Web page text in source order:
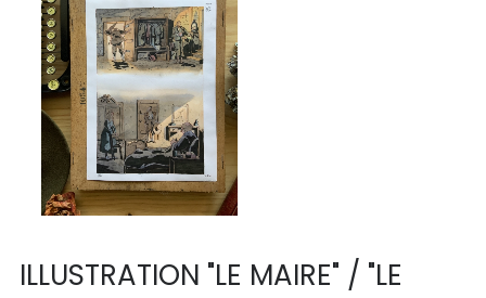
ILLUSTRATION "LE MAIRE" / "LE